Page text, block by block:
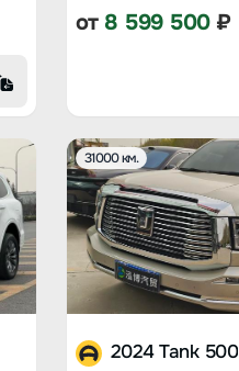
от 8 599 500₽
31000 км.
2024 Tank 500